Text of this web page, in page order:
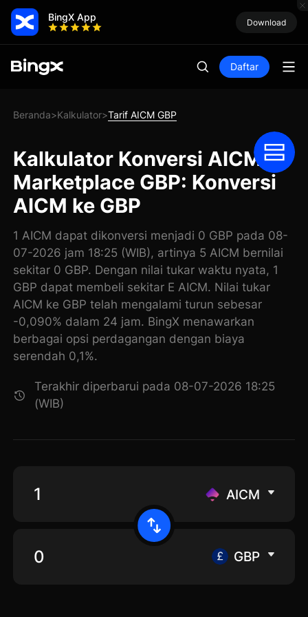
BingX App Download
Daftar
Beranda>Kalkulator>Tarif AICM GBP
Kalkulator Konversi AICM
Marketplace GBP: Konversi
AICM ke GBP
1 AICM dapat dikonversi menjadi 0 GBP pada 08-
07-2026 jam 18:25 (WIB), artinya 5 AICM bernilai
sekitar 0 GBP. Dengan nilai tukar waktu nyata, 1
GBP dapat membeli sekitar E AICM. Nilai tukar
AICM ke GBP telah mengalami turun sebesar
-0,090% dalam 24 jam. BingX menawarkan
berbagai opsi perdagangan dengan biaya
serendah 0,1%.
Terakhir diperbarui pada 08-07-2026 18:25
(WIB)
AICM
GBP